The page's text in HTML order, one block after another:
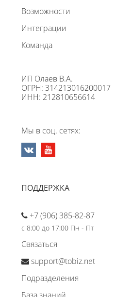
Возможности
Интеграции
Команда
ИП Олаев В.А.
ОГРН: 314213016200017
ИНН: 212810656614
Мы в соц. сетях:
ПОДДЕРЖКА
+7 (906) 385-82-87
с 8:00 до 17:00 Пн - Пт
Связаться
support@tobiz.net
Подразделения
База знаний